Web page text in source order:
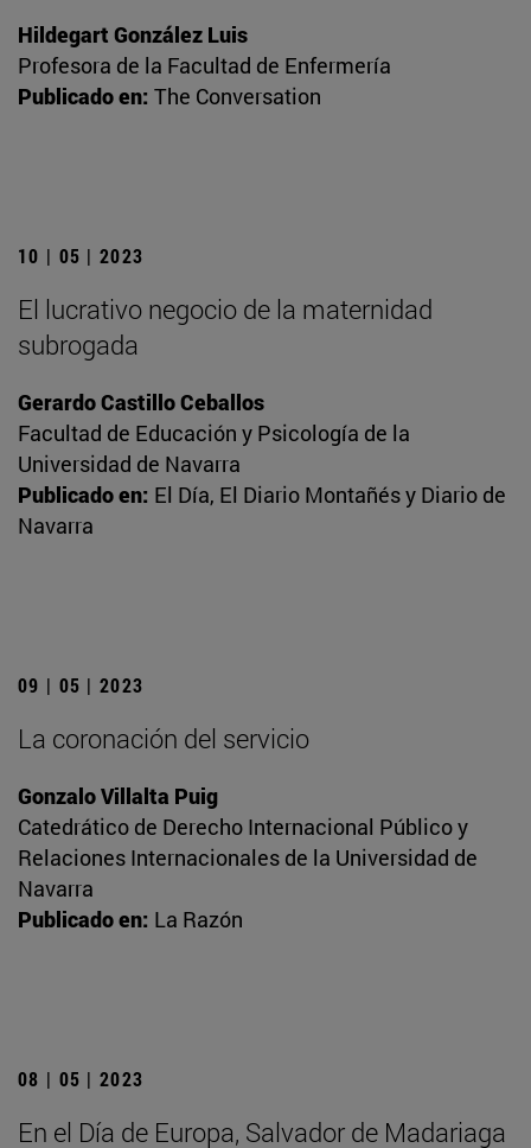
Hildegart González Luis
Profesora de la Facultad de Enfermería
Publicado en: The Conversation
10 | 05 | 2023
El lucrativo negocio de la maternidad
subrogada
Gerardo Castillo Ceballos
Facultad de Educación y Psicología de la
Universidad de Navarra
Publicado en: El Día, El Diario Montañés y Diario de
Navarra
09 | 05 | 2023
La coronación del servicio
Gonzalo Villalta Puig
Catedrático de Derecho Internacional Público y
Relaciones Internacionales de la Universidad de
Navarra
Publicado en: La Razón
08 | 05 | 2023
En el Día de Europa, Salvador de Madariaga